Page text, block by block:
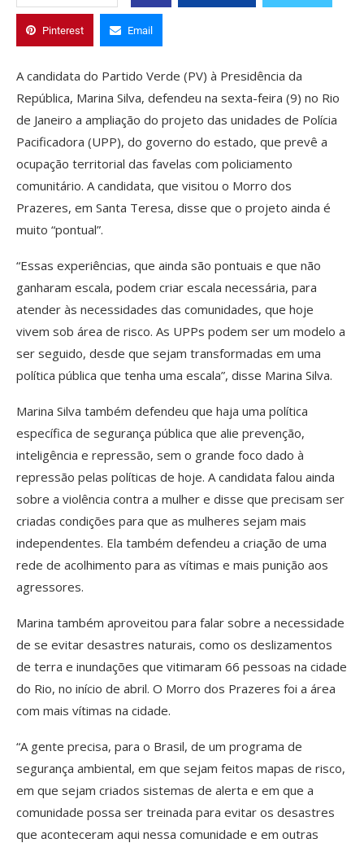
Pinterest Email
A candidata do Partido Verde (PV) à Presidência da
República, Marina Silva, defendeu na sexta-feira (9) no Rio
de Janeiro a ampliação do projeto das unidades de Polícia
Pacificadora (UPP), do governo do estado, que prevê a
ocupação territorial das favelas com policiamento
comunitário. A candidata, que visitou o Morro dos
Prazeres, em Santa Teresa, disse que o projeto ainda é
muito “pontual”.
“Essas experiências, que ainda são pontuais e que não
ganharam escala, podem criar escala necessária, para
atender às necessidades das comunidades, que hoje
vivem sob área de risco. As UPPs podem ser um modelo a
ser seguido, desde que sejam transformadas em uma
política pública que tenha uma escala”, disse Marina Silva.
Marina Silva também defendeu que haja uma política
específica de segurança pública que alie prevenção,
inteligência e repressão, sem o grande foco dado à
repressão pelas políticas de hoje. A candidata falou ainda
sobre a violência contra a mulher e disse que precisam ser
criadas condições para que as mulheres sejam mais
independentes. Ela também defendeu a criação de uma
rede de acolhimento para as vítimas e mais punição aos
agressores.
Marina também aproveitou para falar sobre a necessidade
de se evitar desastres naturais, como os deslizamentos
de terra e inundações que vitimaram 66 pessoas na cidade
do Rio, no início de abril. O Morro dos Prazeres foi a área
com mais vítimas na cidade.
“A gente precisa, para o Brasil, de um programa de
segurança ambiental, em que sejam feitos mapas de risco,
em que sejam criados sistemas de alerta e em que a
comunidade possa ser treinada para evitar os desastres
que aconteceram aqui nessa comunidade e em outras